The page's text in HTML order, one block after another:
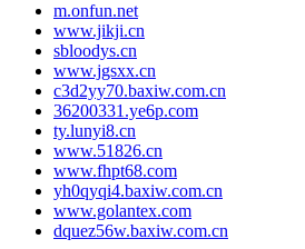
m.onfun.net
www.jikji.cn
sbloodys.cn
www.jgsxx.cn
c3d2yy70.baxiw.com.cn
36200331.ye6p.com
ty.lunyi8.cn
www.51826.cn
www.fhpt68.com
yh0qyqi4.baxiw.com.cn
www.golantex.com
dquez56w.baxiw.com.cn